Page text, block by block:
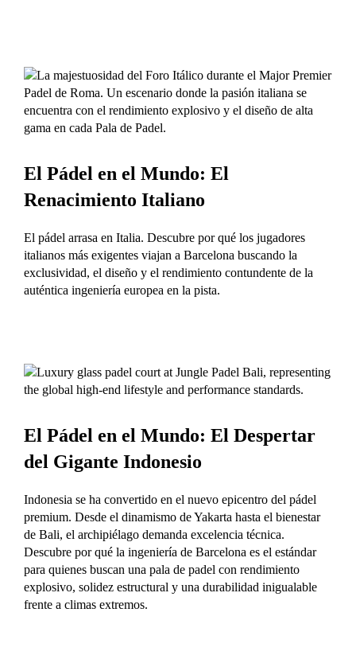
El Pádel en el Mundo: El
Renacimiento Italiano
El pádel arrasa en Italia. Descubre por qué los jugadores
italianos más exigentes viajan a Barcelona buscando la
exclusividad, el diseño y el rendimiento contundente de la
auténtica ingeniería europea en la pista.
El Pádel en el Mundo: El Despertar
del Gigante Indonesio
Indonesia se ha convertido en el nuevo epicentro del pádel
premium. Desde el dinamismo de Yakarta hasta el bienestar
de Bali, el archipiélago demanda excelencia técnica.
Descubre por qué la ingeniería de Barcelona es el estándar
para quienes buscan una pala de padel con rendimiento
explosivo, solidez estructural y una durabilidad inigualable
frente a climas extremos.